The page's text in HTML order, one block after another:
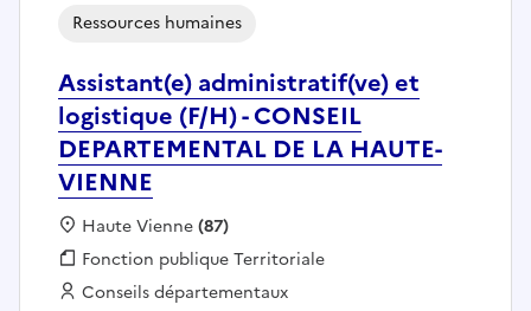
Assistant(e) administratif(ve) et
logistique (F/H) - CONSEIL
DEPARTEMENTAL DE LA HAUTE-
VIENNE
Ressources humaines
Localisation :
Haute Vienne(87)
Fonction publique :
Fonction publique Territoriale
Employeur :
Conseils départementaux